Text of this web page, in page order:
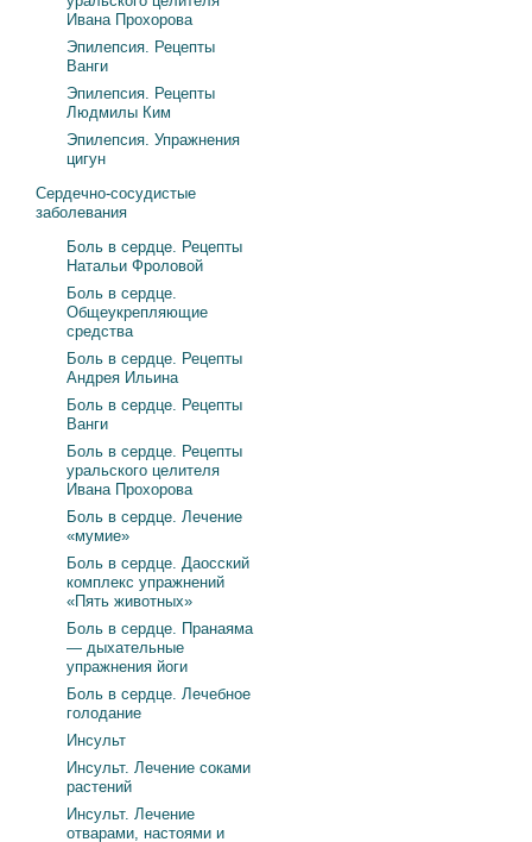
Ивана Прохорова
Эпилепсия. Рецепты
Ванги
Эпилепсия. Рецепты
Людмилы Ким
Эпилепсия. Упражнения
цигун
Сердечно-сосудистые
заболевания
Боль в сердце. Рецепты
Натальи Фроловой
Боль в сердце.
Общеукрепляющие
средства
Боль в сердце. Рецепты
Андрея Ильина
Боль в сердце. Рецепты
Ванги
Боль в сердце. Рецепты
уральского целителя
Ивана Прохорова
Боль в сердце. Лечение
«мумие»
Боль в сердце. Даосский
комплекс упражнений
«Пять животных»
Боль в сердце. Пранаяма
— дыхательные
упражнения йоги
Боль в сердце. Лечебное
голодание
Инсульт
Инсульт. Лечение соками
растений
Инсульт. Лечение
отварами, настоями и